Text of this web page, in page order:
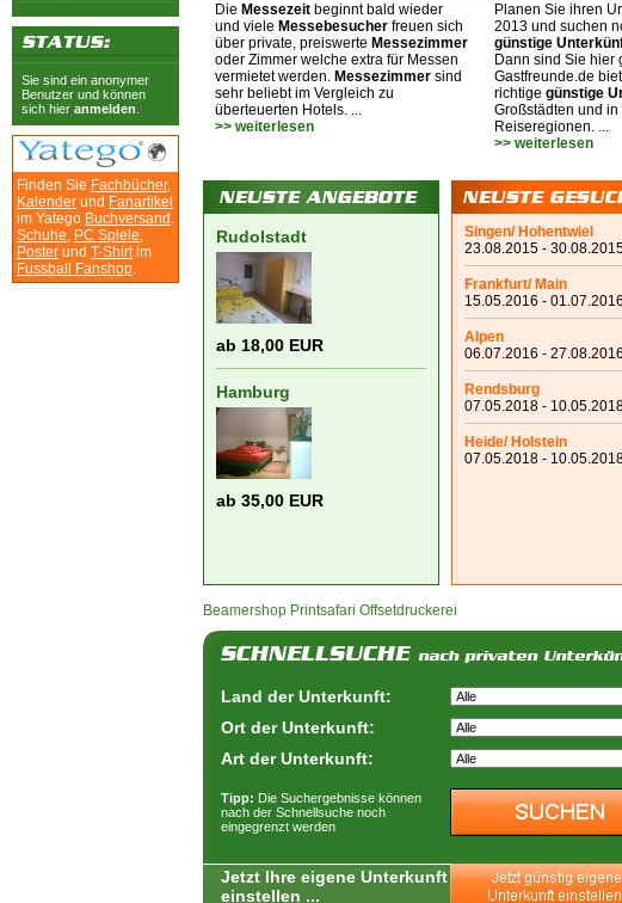
Sie sind ein anonymer
Benutzer und können
sich hier anmelden
Finden Sie Fachbücher,
Kalender und Fanartikel
im Yatego Buchversand .
Schuhe, PC Spiele,
Poster und T-Shirtim
Fussball Fanshop.
Die Messezeit beginnt bald wieder
und viele Messebesucher freuen sich
über private, preiswerte Messezimmer
oder Zimmer welche extra für Messen
vermietet werden. Messezimmer sind
sehr beliebt im Vergleich zu
überteuerten Hotels. ...
>> weiterlesen
Planen Sie ihren
2013 und suchen
günstige
Dann sind Sie hier
Gastfreunde.de
richtige günstige
Großstädten und in
Reiseregionen. ...
>> weiterlesen
Rudolstadt
ab 18,00 EUR
Hamburg
ab 35,00 EUR
Singen/ Hohentwiel
23.08.2015 -
Frankfurt/ Main
15.05.2016 - 01.07.2016
Alpen
06.07.2016 - 27.08.2016
Rendsburg
07.05.2018 -
Heide/ Holstein
07.05.2018 -
Beamershop Printsafari Offsetdruckerei
Land der Unterkunft:
Ort der Unterkunft:
Art der Unterkunft:
Tipp: Die Suchergebnisse können
nach der Schnellsuche noch
eingegrenzt werden
Jetzt Ihre eigene Unterkunft
einstellen ...